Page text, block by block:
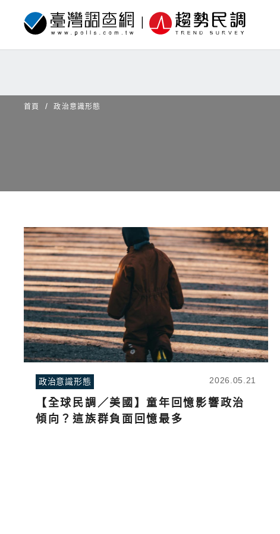
首頁 政治意識形態
政治意識形態 2026.05.21
【全球民調／美國】童年回憶影響政治
傾向？這族群負面回憶最多